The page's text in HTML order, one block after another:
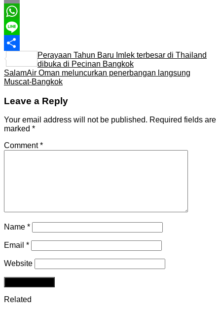
Email
WhatsApp
Line
Share
Perayaan Tahun Baru Imlek terbesar di Thailand
dibuka di Pecinan Bangkok
SalamAir Oman meluncurkan penerbangan langsung
Muscat-Bangkok
Leave a Reply
Your email address will not be published. Required fields are
marked *
Comment*
Name *
Email *
Website
Related